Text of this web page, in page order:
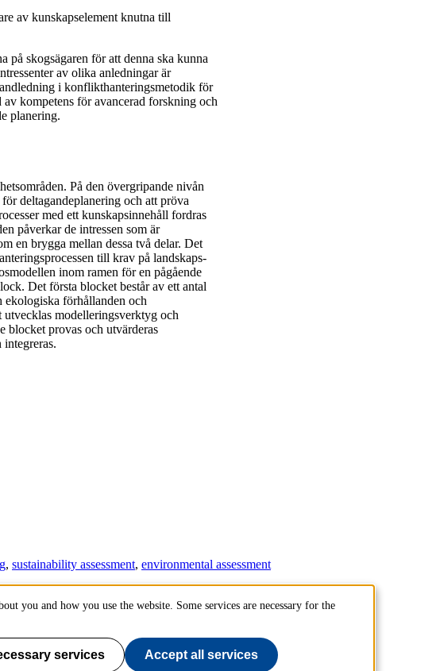
av kunskapselement knutna till
på skogsägaren för att denna ska kunna
av olika anledningar är
i konflikthanteringsmetodik för
kompetens för avancerad forskning och
planering.
På den övergripande nivån
deltagandeplanering och att pröva
med ett kunskapsinnehåll fordras
påverkar de intressen som är
en brygga mellan dessa två delar. Det
till krav på landskaps-
inom ramen för en pågående
Det första blocket består av ett antal
förhållanden och
modelleringsverktyg och
blocket provas och utvärderas
sustainability assessment environmental assessment
och teknik (SEED)
you and how you use the website. Some services are necessary for the
services Accept all services